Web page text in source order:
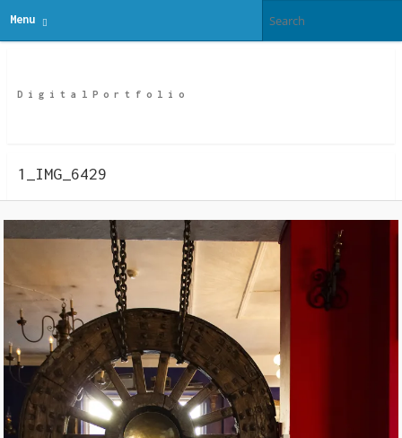
Menu
D i g i t a l P o r t f o l i o
1_IMG_6429